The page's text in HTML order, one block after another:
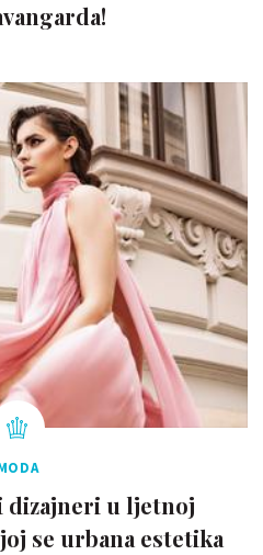
dizajneri u ljetnoj
se urbana estetika